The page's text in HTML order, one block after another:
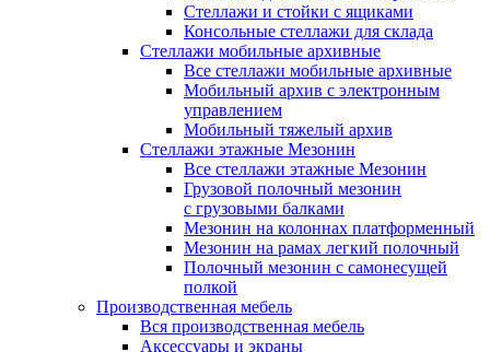
Стеллажи и стойки с ящиками
Консольные стеллажи для склада
Стеллажи мобильные архивные
Все стеллажи мобильные архивные
Мобильный архив с электронным
управлением
Мобильный тяжелый архив
Стеллажи этажные Мезонин
Все стеллажи этажные Мезонин
Грузовой полочный мезонин
с грузовыми балками
Мезонин на колоннах платформенный
Мезонин на рамах легкий полочный
Полочный мезонин с самонесущей
полкой
Производственная мебель
Вся производственная мебель
Аксессуары и экраны